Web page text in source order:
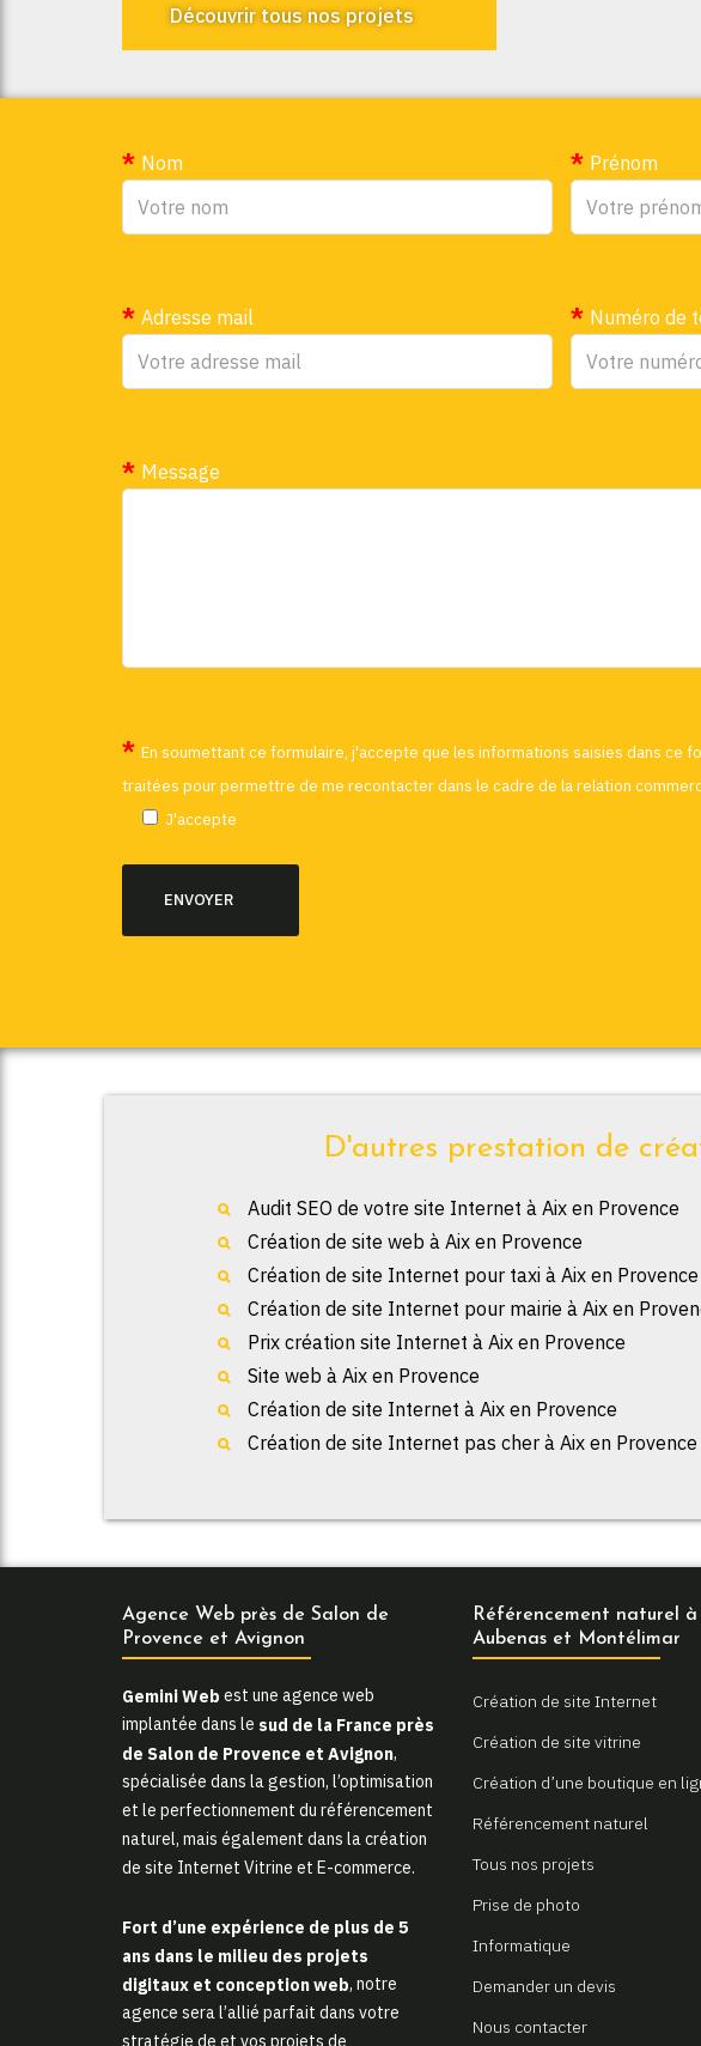
Découvrir tous nos projets
Nom Prénom
Adresse mail Numéro de
Message
En soumettant ce formulaire, j'accepte que les informations saisies dans ce
traitées pour permettre de me recontacter dans le cadre de la relation
J'accepte
D'autres prestation de
Audit SEO de votre site Internet à Aix en Provence
Création de site web à Aix en Provence
Création de site Internet pour taxi à Aix en Provence
Création de site Internet pour mairie à Aix en
Prix création site Internet à Aix en Provence
Site web à Aix en Provence
Création de site Internet à Aix en Provence
Création de site Internet pas cher à Aix en Provence
Agence Web près de Salon de
Provence et Avignon
Gemini Web est une agence web
implantée dans le sud de la France près
de Salon de Provence et Avignon,
spécialisée dans la gestion, l’optimisation
et le perfectionnement du référencement
naturel, mais également dans la création
de site Internet Vitrine et E-commerce.
Fort d’une expérience de plus de 5
ans dans le milieu des projets
digitaux et conception web, notre
agence sera l’allié parfait dans votre
stratégie de et vos projets de
Référencement naturel à
Aubenas et Montélimar
Création de site Internet
Création de site vitrine
Création d’une boutique en
Référencement naturel
Tous nos projets
Prise de photo
Informatique
Demander un devis
Nous contacter